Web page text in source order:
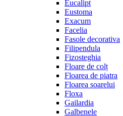
Eucalipt
Eustoma
Exacum
Facelia
Fasole decorativa
Filipendula
Fizosteghia
Floare de colț
Floarea de piatra
Floarea soarelui
Floxa
Gailardia
Galbenele